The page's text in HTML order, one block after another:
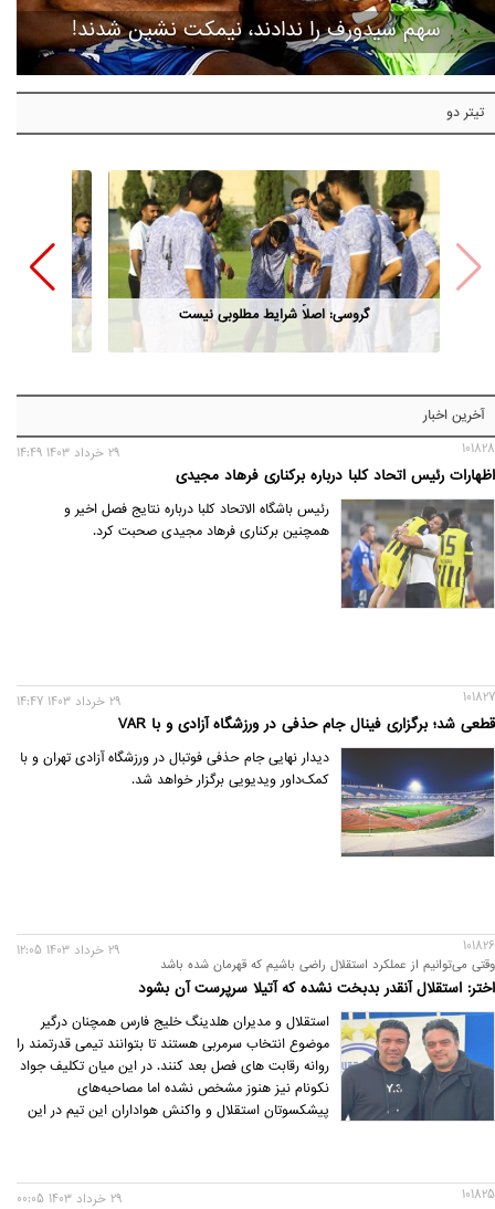
سهم سیدورف را ندادند، نیمکت نشین شدند!
تیتر دو
گروسی: اصلاً شرایط مطلوبی نیست
آخرین اخبار
101828
اظهارات رئیس اتحاد کلبا درباره برکناری فرهاد مجیدی
29 خرداد 1403 14:49
رئیس باشگاه الاتحاد کلبا درباره نتایج فصل اخیر و
همچنین برکناری فرهاد مجیدی صحبت کرد.
101827
قطعی شد؛ برگزاری فینال جام حذفی در ورزشگاه آزادی و با VAR
29 خرداد 1403 14:47
دیدار نهایی جام حذفی فوتبال در ورزشگاه آزادی تهران و با
کمک‌داور ویدیویی برگزار خواهد شد.
101826
وقتی می‌توانیم از عملکرد استقلال راضی باشیم که قهرمان شده باشد
اختر: استقلال آنقدر بدبخت نشده که آتیلا سرپرست آن بشود
29 خرداد 1403 12:05
استقلال و مدیران هلدینگ خلیج فارس همچنان درگیر
موضوع انتخاب سرمربی هستند تا بتوانند تیمی قدرتمند را
روانه رقابت های فصل بعد کنند. در این میان تکلیف جواد
نکونام نیز هنوز مشخص نشده اما مصاحبه‌های
پیشکسوتان استقلال و واکنش هواداران این تیم در این
101825 29 خرداد 1403 00:05